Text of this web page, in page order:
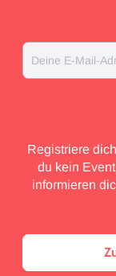
Deine E-Mail-
Registriere
du kein
informieren